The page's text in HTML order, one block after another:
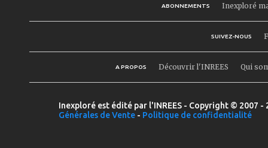
ABONNEMENTS Inexploré
SUIVEZ-NOUS
A PROPOS Découvrir l'INREES Qui
Inexploré est édité par l'INREES - Copyright © 2007
Générales de Vente - Politique de confidentialité